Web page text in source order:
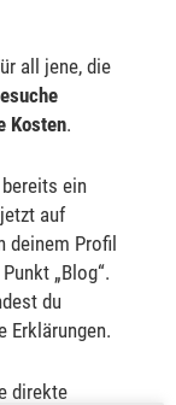
all jene, die
Kosten.
ein
auf
deinem Profil
„Blog“.
du
Erklärungen.
direkte